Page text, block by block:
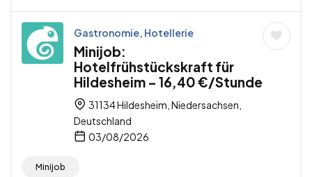
Gastronomie, Hotellerie
Minijob:
Hotelfrühstückskraft für
Hildesheim – 16,40 €/Stunde
31134 Hildesheim, Niedersachsen,
Deutschland
03/08/2026
Minijob